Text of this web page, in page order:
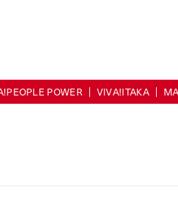
POWER VIVA!ITAKA